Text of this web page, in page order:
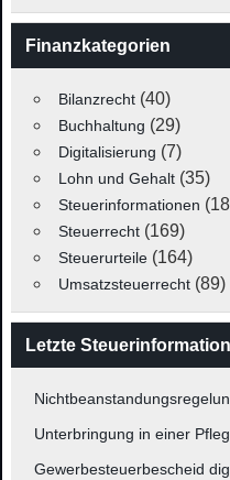
Finanzkategorien
Bilanzrecht(40)
Buchhaltung (29)
Digitalisierung (7)
Lohn und Gehalt(35)
Steuerinformationen
Steuerrecht(169)
Steuerurteile(164)
Umsatzsteuerrecht(89)
Letzte
Unterbringung in einer
Gewerbesteuerbescheid